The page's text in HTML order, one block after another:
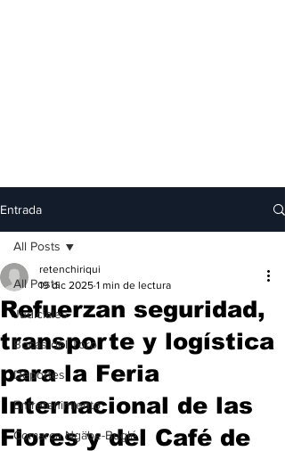
Entrada
All Posts
Judiciales
Bocas del Toro
Deportes
Entretenimiento
Comarca Ngäbe-Buglé
All Posts
Refuerzan seguridad,
transporte y logística
para la Feria
Internacional de las
Flores y del Café de
retenchiriqui
19 dic 2025 1 min de lectura